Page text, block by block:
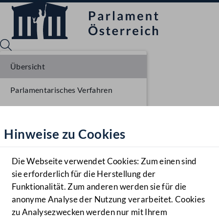
Hilfe
Benutzer
Navigationsmenü öffnen
MENÜ
Hinweise zu Cookies
Die Webseite verwendet Cookies: Zum einen sind
sie erforderlich für die Herstellung der
Funktionalität. Zum anderen werden sie für die
anonyme Analyse der Nutzung verarbeitet. Cookies
zu Analysezwecken werden nur mit Ihrem
Übersicht
Parlamentarisches Verfahren
Ausschussberatungen NR